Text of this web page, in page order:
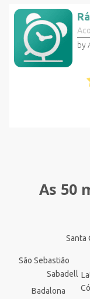
by
As 50
Santa
Badalona
Sabadell
São Sebastião